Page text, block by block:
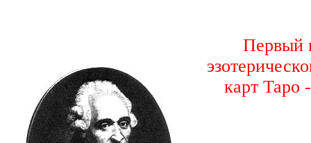
Первый
карт Таро